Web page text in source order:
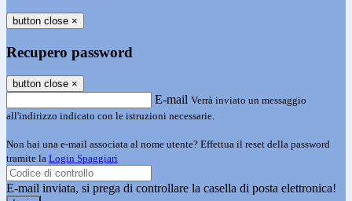
button close ×
Recupero password
button close ×
E-mail Verrà inviato un messaggio
all'indirizzo indicato con le istruzioni necessarie.
Non hai una e-mail associata al nome utente? Effettua il reset della password
tramite la Login Spaggiari
E-mail inviata, si prega di controllare la casella di posta elettronica!